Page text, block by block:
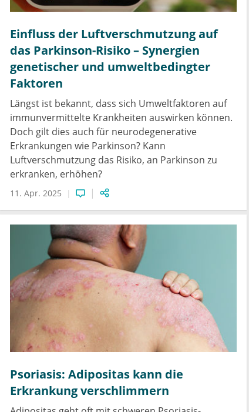
Einfluss der Luftverschmutzung auf
das Parkinson-Risiko – Synergien
genetischer und umweltbedingter
Faktoren
Längst ist bekannt, dass sich Umweltfaktoren auf
immunvermittelte Krankheiten auswirken können.
Doch gilt dies auch für neurodegenerative
Erkrankungen wie Parkinson? Kann
Luftverschmutzung das Risiko, an Parkinson zu
erkranken, erhöhen?
11. Apr. 2025
Psoriasis: Adipositas kann die
Erkrankung verschlimmern